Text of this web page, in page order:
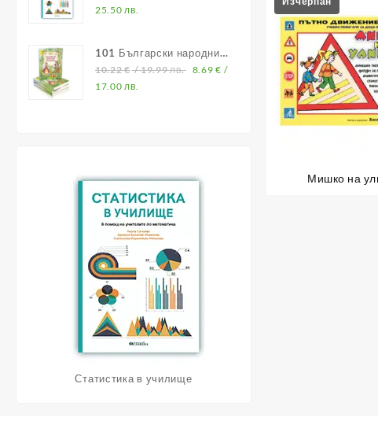
математика
25.50 лв.
101 Български народни
приказки
10.22€/ 19.99 лв. 8.69€ /
17.00 лв.
Статистика в училище
Мишко на